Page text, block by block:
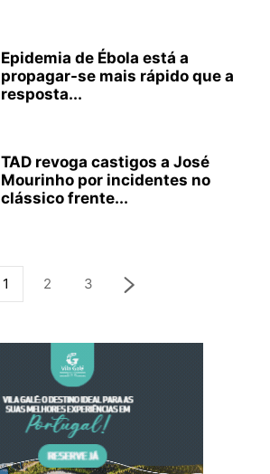
Epidemia de Ébola está a
propagar-se mais rápido que a
resposta...
TAD revoga castigos a José
Mourinho por incidentes no
clássico frente...
1 2 3